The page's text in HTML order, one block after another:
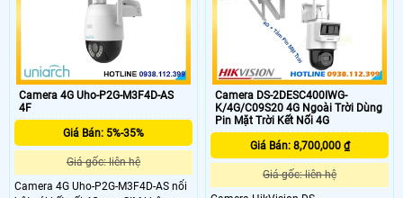
Camera 4G Uho-P2G-M3F4D-AS
4F
Giá Bán: 5%-35%
Giá gốc: liên hệ
Camera 4G Uho-P2G-M3F4D-AS nổi
Camera DS-2DESC400IWG-
K/4G/C09S20 4G Ngoài Trời Dùng
Pin Mặt Trời Kết Nối 4G
Giá Bán: 8,700,000 ₫
Giá gốc: liên hệ